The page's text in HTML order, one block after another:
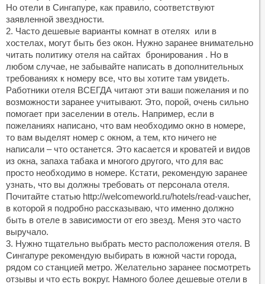
Но отели в Сингапуре, как правило, соответствуют
заявленной звездности.
2. Часто дешевые варианты комнат в отелях или в
хостелах, могут быть без окон. Нужно заранее внимательно
читать политику отеля на сайтах бронирования . Но в
любом случае, не забывайте написать в дополнительных
требованиях к номеру все, что вы хотите там увидеть.
Работники отеля ВСЕГДА читают эти ваши пожелания и по
возможности заранее учитывают. Это, порой, очень сильно
помогает при заселении в отель. Например, если в
пожеланиях написано, что вам необходимо окно в номере,
то вам выделят номер с окном, а тем, кто ничего не
написали – что останется. Это касается и кроватей и видов
из окна, запаха табака и многого другого, что для вас
просто необходимо в номере. Кстати, рекомендую заранее
узнать, что вы должны требовать от персонала отеля.
Почитайте статью http://welcomeworld.ru/hotels/read-vaucher,
в которой я подробно рассказываю, что именно должно
быть в отеле в зависимости от его звезд. Меня это часто
выручало.
3. Нужно тщательно выбрать место расположения отеля. В
Сингапуре рекомендую выбирать в южной части города,
рядом со станцией метро. Желательно заранее посмотреть
отзывы и что есть вокруг. Намного более дешевые отели в